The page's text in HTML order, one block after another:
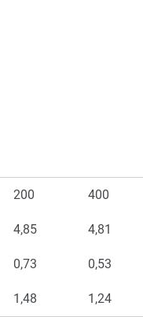
200 400
4,85 4,81
0,73 0,53
1,48 1,24